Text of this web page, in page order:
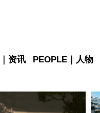
资讯 PEOPLE｜人物